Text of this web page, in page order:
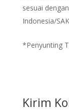
sesuai
Indonesia/
*Penyunting
Kirim